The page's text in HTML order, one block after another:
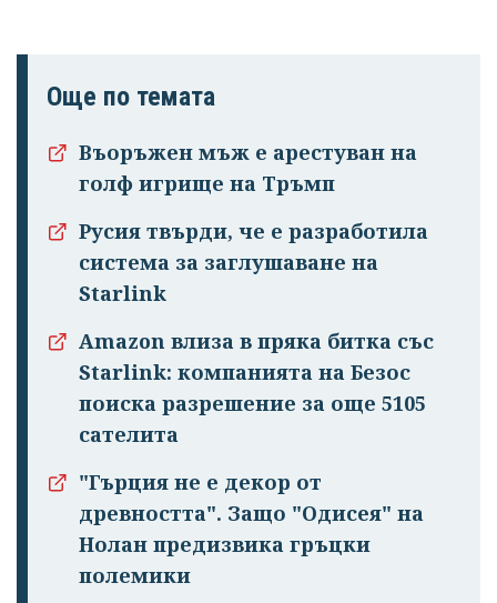
Успешно
излязохте от
профила си!
Още по темата
Въоръжен мъж е арестуван на
голф игрище на Тръмп
Русия твърди, че е разработила
система за заглушаване на
Starlink
Amazon влиза в пряка битка със
Starlink: компанията на Безос
поиска разрешение за още 5105
сателита
"Гърция не е декор от
древността". Защо "Одисея" на
Нолан предизвика гръцки
полемики